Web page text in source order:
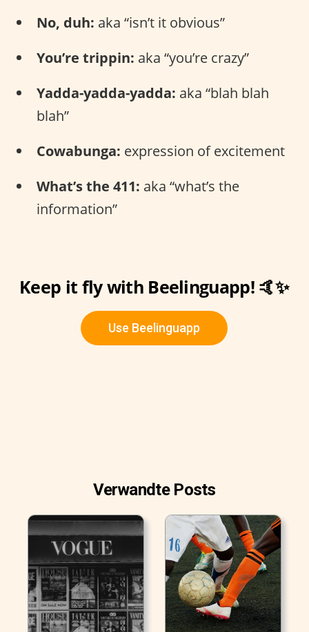
No, duh: aka “isn’t it obvious”
You’re trippin: aka “you’re crazy”
Yadda-yadda-yadda: aka “blah blah
blah”
Cowabunga: expression of excitement
What’s the 411: aka “what’s the
information”
Keep it fly with Beelinguapp! 🤙✨
Use Beelinguapp
Verwandte Posts